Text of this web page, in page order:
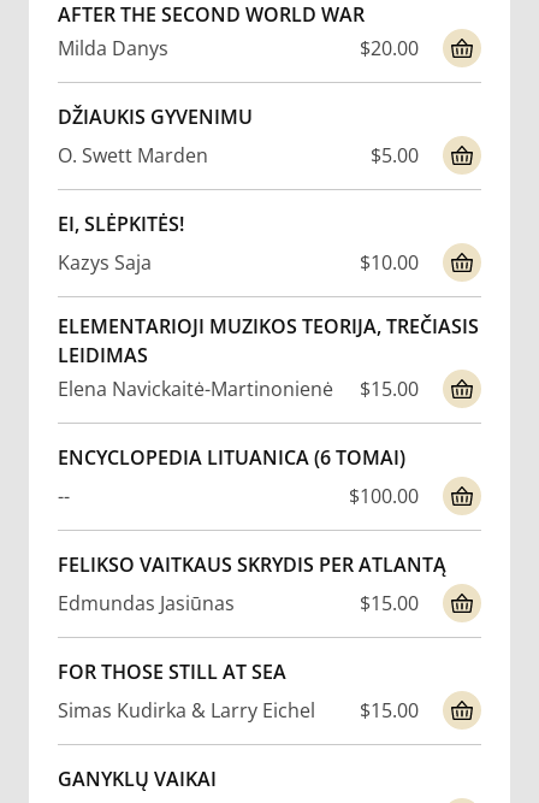
AFTER THE SECOND WORLD WAR
Milda Danys
$20.00
DŽIAUKIS GYVENIMU
O. Swett Marden
$5.00
EI, SLĖPKITĖS!
Kazys Saja
$10.00
ELEMENTARIOJI MUZIKOS TEORIJA, TREČIASIS
LEIDIMAS
Elena Navickaitė-Martinonienė
$15.00
ENCYCLOPEDIA LITUANICA (6 TOMAI)
--
$100.00
FELIKSO VAITKAUS SKRYDIS PER ATLANTĄ
Edmundas Jasiūnas
$15.00
FOR THOSE STILL AT SEA
Simas Kudirka & Larry Eichel
$15.00
GANYKLŲ VAIKAI